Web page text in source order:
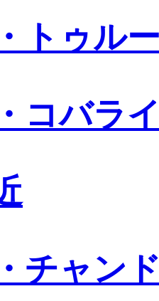
トゥル
コバラ
チャン